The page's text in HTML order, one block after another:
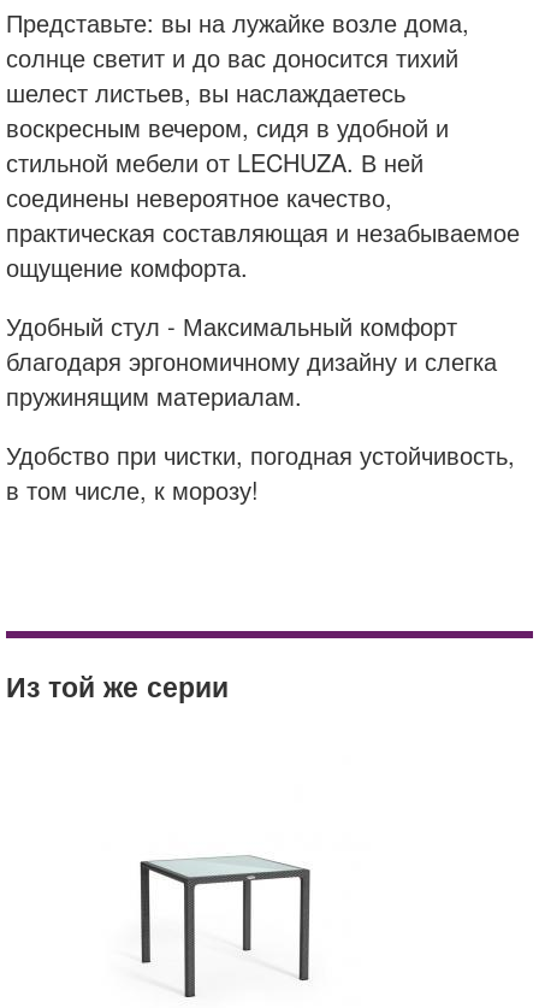
Представьте: вы на лужайке возле дома,
солнце светит и до вас доносится тихий
шелест листьев, вы наслаждаетесь
воскресным вечером, сидя в удобной и
стильной мебели от LECHUZA. В ней
соединены невероятное качество,
практическая составляющая и незабываемое
ощущение комфорта.
Удобный стул - Максимальный комфорт
благодаря эргономичному дизайну и слегка
пружинящим материалам.
Удобство при чистки, погодная устойчивость,
в том числе, к морозу!
стул
Стол Lechuza малый (90*90 см) Белый
Из той же серии